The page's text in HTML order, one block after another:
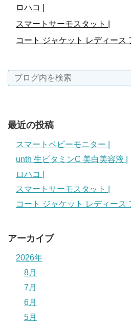
ロハコ |
スマートサーモスタット |
コート ジャケット レディース
最近の投稿
スマートベビーモニター |
unth 生ビタミンC 美白美容液 |
ロハコ |
スマートサーモスタット |
コート ジャケット レディース
アーカイブ
2026年
8月
7月
6月
5月